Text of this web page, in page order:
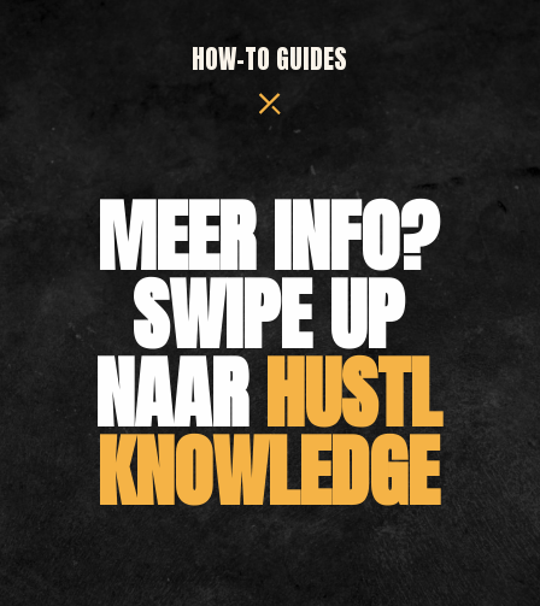
HOW-TO GUIDES
MEER INFO?
SWIPE UP
NAAR HUSTL
KNOWLEDGE